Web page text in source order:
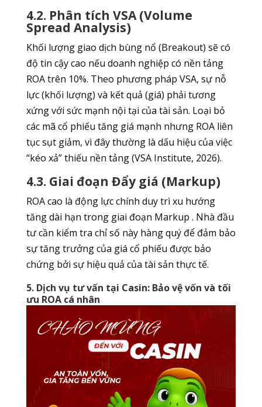
4.2. Phân tích VSA (Volume
Spread Analysis)
Khối lượng giao dịch bùng nổ (Breakout) sẽ có
độ tin cậy cao nếu doanh nghiệp có nền tảng
ROA trên 10%. Theo phương pháp VSA, sự nỗ
lực (khối lượng) và kết quả (giá) phải tương
xứng với sức mạnh nội tại của tài sản. Loại bỏ
các mã cổ phiếu tăng giá mạnh nhưng ROA liên
tục sụt giảm, vì đây thường là dấu hiệu của việc
“kéo xả” thiếu nền tảng (VSA Institute, 2026).
4.3. Giai đoạn Đẩy giá (Markup)
ROA cao là động lực chính duy trì xu hướng
tăng dài hạn trong giai đoạn Markup . Nhà đầu
tư cần kiểm tra chỉ số này hàng quý để đảm bảo
sự tăng trưởng của giá cổ phiếu được bảo
chứng bởi sự hiệu quả của tài sản thực tế.
5. Dịch vụ tư vấn tại Casin: Bảo vệ vốn và tối
ưu ROA cá nhân